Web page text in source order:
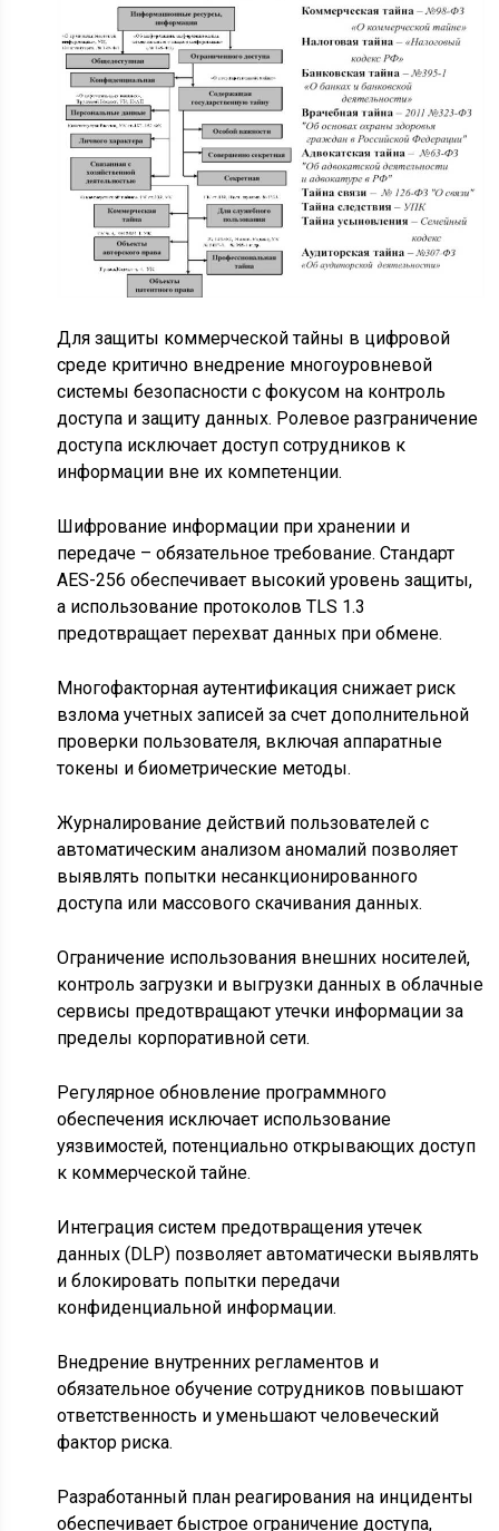
Для защиты коммерческой тайны в цифровой
среде критично внедрение многоуровневой
системы безопасности с фокусом на контроль
доступа и защиту данных. Ролевое разграничение
доступа исключает доступ сотрудников к
информации вне их компетенции.
Шифрование информации при хранении и
передаче – обязательное требование. Стандарт
AES-256 обеспечивает высокий уровень защиты,
а использование протоколов TLS 1.3
предотвращает перехват данных при обмене.
Многофакторная аутентификация снижает риск
взлома учетных записей за счет дополнительной
проверки пользователя, включая аппаратные
токены и биометрические методы.
Журналирование действий пользователей с
автоматическим анализом аномалий позволяет
выявлять попытки несанкционированного
доступа или массового скачивания данных.
Ограничение использования внешних носителей,
контроль загрузки и выгрузки данных в облачные
сервисы предотвращают утечки информации за
пределы корпоративной сети.
Регулярное обновление программного
обеспечения исключает использование
уязвимостей, потенциально открывающих доступ
к коммерческой тайне.
Интеграция систем предотвращения утечек
данных (DLP) позволяет автоматически выявлять
и блокировать попытки передачи
конфиденциальной информации.
Внедрение внутренних регламентов и
обязательное обучение сотрудников повышают
ответственность и уменьшают человеческий
фактор риска.
Разработанный план реагирования на инциденты
обеспечивает быстрое ограничение доступа,